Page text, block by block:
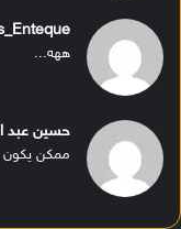
ههه...
حسين عبد
ممكن يكون